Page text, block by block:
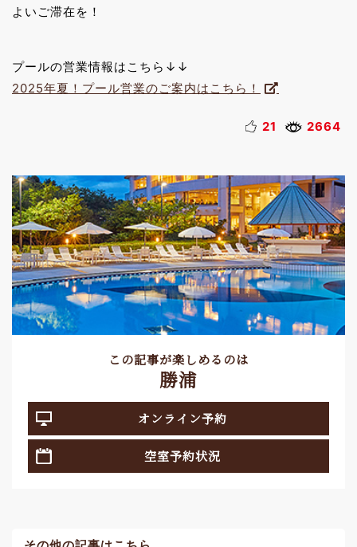
よいご滞在を！
プールの営業情報はこちら↓↓
2025年夏！プール営業のご案内はこちら！
21 2664
この記事が楽しめるのは
勝浦
オンライン予約
空室予約状況